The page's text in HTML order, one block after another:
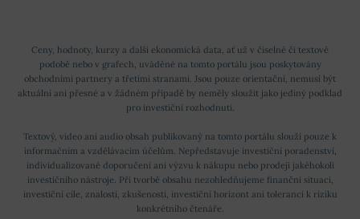
Ceny, hodnoty, kurzy a další ekonomická data, ať už v číselné či textové
podobě nebo v grafech, uváděné na tomto portálu jsou poskytovány
obchodními partnery a třetími stranami. Jsou pouze orientační, nemusí být
aktuální ani přesné a v žádném případě by neměly sloužit jako jediný podklad
pro investiční rozhodnutí.
Textový, video ani audio obsah publikovaný na tomto portálu slouží pouze k
informačním a vzdělávacím účelům. Nepředstavuje investiční poradenství,
individualizované doporučení ani výzvu k nákupu nebo prodeji jakéhokoli
investičního nástroje. Při tvorbě obsahu nezohledňujeme finanční situaci,
investiční cíle, znalosti, zkušenosti, investiční horizont ani toleranci k riziku
konkrétního čtenáře.